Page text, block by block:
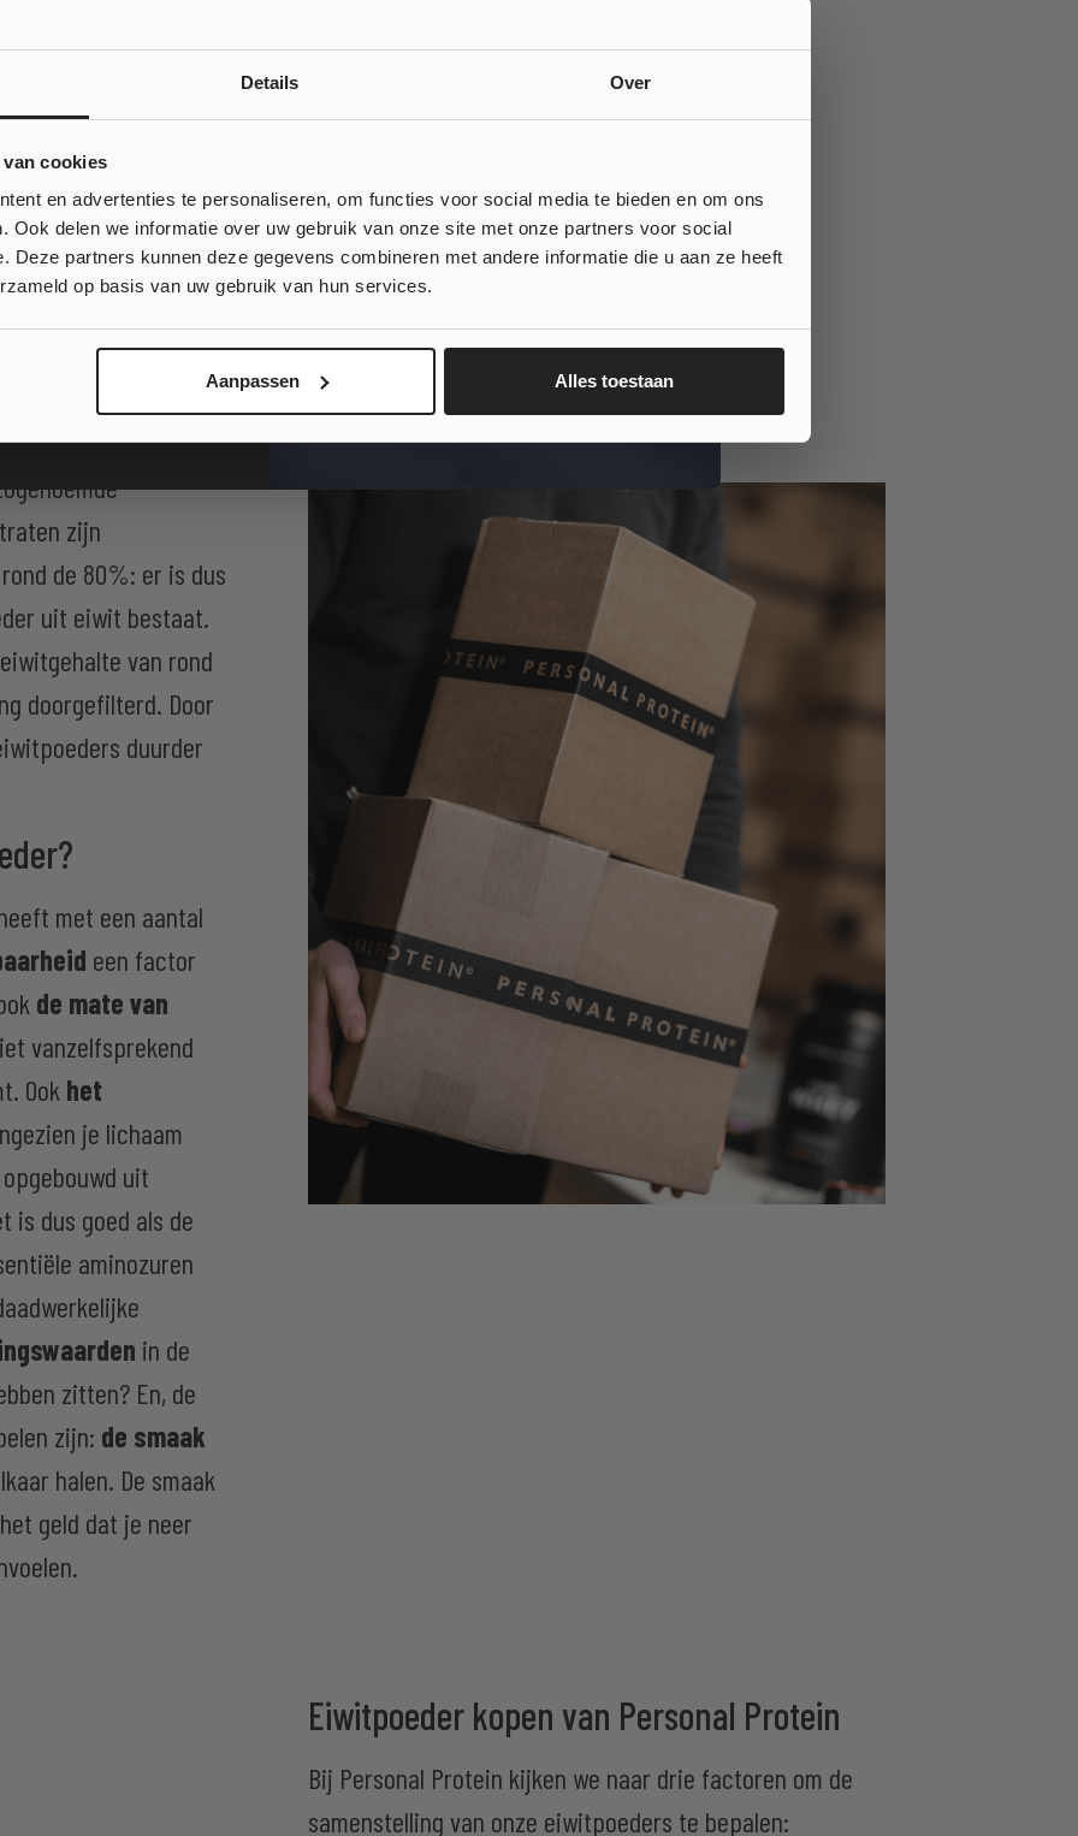
Details Over
cookies
en advertenties te personaliseren, om functies voor social media te bieden en om ons
Ook delen we informatie over uw gebruik van onze site met onze partners voor social
Deze partners kunnen deze gegevens combineren met andere informatie die u aan ze heeft
op basis van uw gebruik van hun services.
Aanpassen Alles toestaan
uit de gewenste
of een andere
en vervolgens
om het
van alles wat geen
vezels en water)
van het poeder uit
zijn
de 80%: er is dus
uit eiwit bestaat.
van rond
doorgefilterd. Door
duurder
met een aantal
een factor
de mate van
vanzelfsprekend
Ook het
je lichaam
uit
is dus goed als de
aminozuren
in de
zitten? En, de
zijn: de smaak
halen. De smaak
geld dat je neer
Eiwitpoeder kopen van Personal Protein
Bij Personal Protein kijken we naar drie factoren om de
samenstelling van onze eiwitpoeders te bepalen:
korting
bestelling?
klinkt goed!